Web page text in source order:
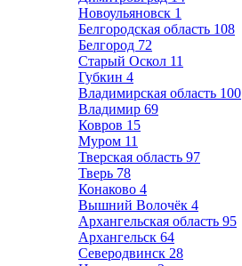
Новоульяновск 1
Белгородская область 108
Белгород 72
Старый Оскол 11
Губкин 4
Владимирская область 100
Владимир 69
Ковров 15
Муром 11
Тверская область 97
Тверь 78
Конаково 4
Вышний Волочёк 4
Архангельская область 95
Архангельск 64
Северодвинск 28